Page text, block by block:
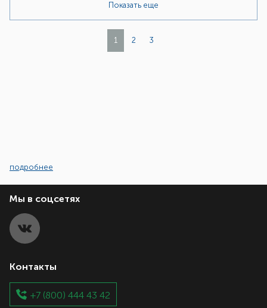
Показать еще
1 2 3
подробнее
Мы в соцсетях
Контакты
+7 (800) 444 43 42